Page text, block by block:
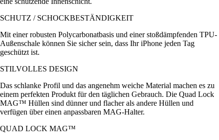
SCHUTZ / SCHOCKBESTÄNDIGKEIT
Mit einer robusten Polycarbonatbasis und einer stoßdämpfenden TPU-
Außenschale können Sie sicher sein, dass Ihr iPhone jeden Tag
geschützt ist.
STILVOLLES DESIGN
Das schlanke Profil und das angenehm weiche Material machen es zu
einem perfekten Produkt für den täglichen Gebrauch. Die Quad Lock
MAG™ Hüllen sind dünner und flacher als andere Hüllen und
verfügen über einen anpassbaren MAG-Halter.
QUAD LOCK MAG™